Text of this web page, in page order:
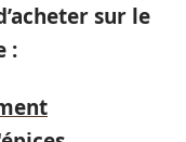
sur le
: